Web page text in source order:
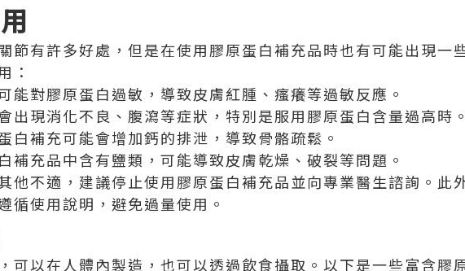
節有許多好處，但是在使用膠原蛋白補充品時也有可能出現一
：
能對膠原蛋白過敏，導致皮膚紅腫、瘙癢等過敏反應。
出現消化不良、腹瀉等症狀，特別是服用膠原蛋白含量過高時。
白補充可能會增加鈣的排泄，導致骨骼疏鬆。
補充品中含有鹽類，可能導致皮膚乾燥、破裂等問題。
他不適，建議停止使用膠原蛋白補充品並向專業醫生諮詢。此
循使用說明，避免過量使用。
可以在人體內製造，也可以透過飲食攝取。以下是一些富含膠